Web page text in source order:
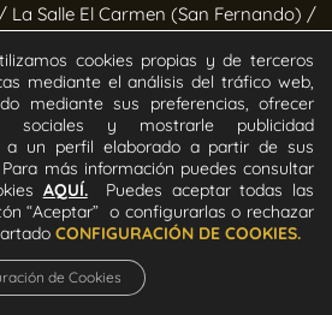
La Salle El Carmen (San Fernando) /
Purísima
socioeducativas
Abiertas /Hogar Jerez / Proyecto
y San Fernando / Calor en la Noche
Andalucía ©2026 La Salle Andalucía.
cookies propias y de terceros
mediante el análisis del tráfico web,
mediante sus preferencias, ofrecer
sociales y mostrarle publicidad
a un perfil elaborado a partir de sus
más información puedes consultar
AQUÍ.
Puedes aceptar todas las
“Aceptar” o configurarlas o rechazar
CONFIGURACIÓN DE COOKIES.
de Cookies